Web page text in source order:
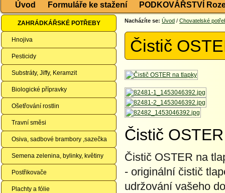
Úvod Formuláře ke stažení PODKOVÁŘSTVÍ
ZAHRÁDKÁŘSKÉ POTŘEBY
Hnojiva
Pesticidy
Substráty, Jiffy, Keramzit
Biologické přípravky
Ošetřování rostlin
Travní směsi
Osiva, sadbové brambory ,sazečka
Semena zelenina, bylinky, květiny
Postřikovače
Plachty a fólie
Nacházíte se: Úvod / Chovatelské
Čistič
Čistič
Čistič OSTER na
- originální čistič
udržování vašeho